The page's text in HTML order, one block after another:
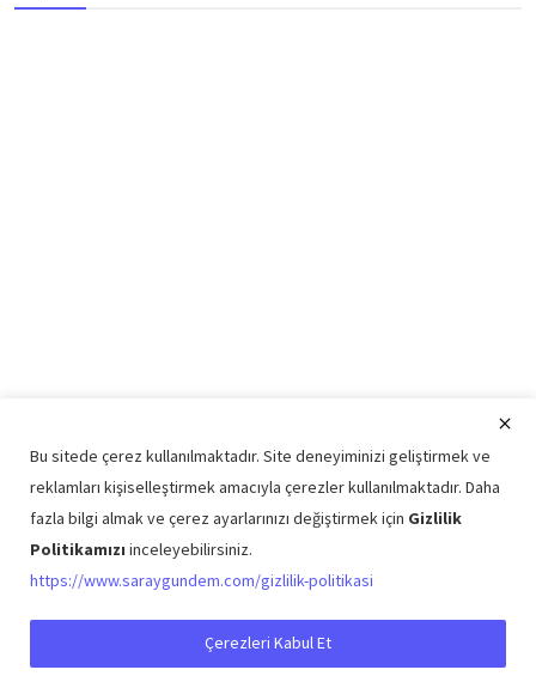
Copyright © 2026 Saray Gündem Tüm Hakları Saklıdır.
Künye Şartlar ve Koşullar Gizlilik Politikası İletişim
Bu sitede çerez kullanılmaktadır. Site deneyiminizi geliştirmek ve
reklamları kişiselleştirmek amacıyla çerezler kullanılmaktadır. Daha
fazla bilgi almak ve çerez ayarlarınızı değiştirmek için Gizlilik
Politikamızı inceleyebilirsiniz.
https://www.saraygundem.com/gizlilik-politikasi
Çerezleri Kabul Et